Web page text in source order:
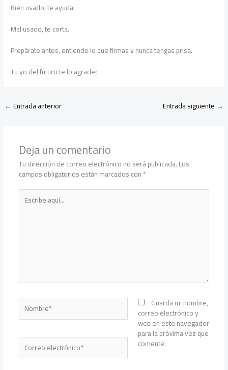
Bien usado, te ayuda.
Mal usado, te corta.
Prepárate antes, entiende lo que firmas y nunca tengas prisa.
Tu yo del futuro te lo agradec
←Entrada anterior Entrada siguiente →
Deja un comentario
Tu dirección de correo electrónico no será publicada.Los
campos obligatorios están marcados con*
Escribe
aquí...
Nombre*
Correo
electrónico*
Guarda mi nombre,
correo electrónico y
web en este navegador
para la próxima vez que
comente.